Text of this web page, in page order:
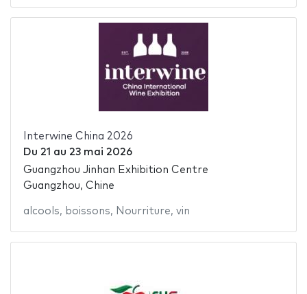
Interwine China 2026
Du 21 au 23 mai 2026
Guangzhou Jinhan Exhibition Centre
Guangzhou, Chine
alcools, boissons, Nourriture, vin